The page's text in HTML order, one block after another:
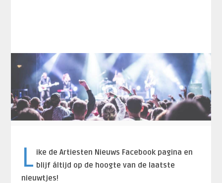
L ike de Artiesten Nieuws Facebook pagina en
blijf áltijd op de hoogte van de laatste
nieuwtjes!